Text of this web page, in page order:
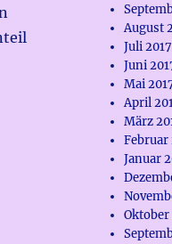
August
Juli 2017
Juni
Mai
April
März
Februar
Januar
Oktober